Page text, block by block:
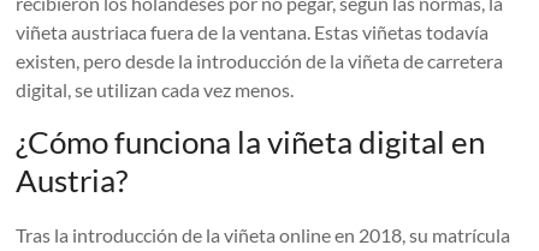
viñeta austriaca fuera de la ventana. Estas viñetas todavía
existen, pero desde la introducción de la viñeta de carretera
digital, se utilizan cada vez menos.
¿Cómo funciona la viñeta digital en
Austria?
Tras la introducción de la viñeta online en 2018, su matrícula